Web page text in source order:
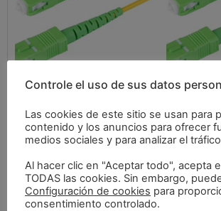
Cable de conexión de fibra de
SC/APC 20m
21,18€
Cable de
Controle el uso de sus datos
Las cookies de este sitio se usan para
contenido y los anuncios para ofrecer
medios sociales y para analizar el
Al hacer clic en "Aceptar todo", acepta
TODAS las cookies. Sin embargo,
Configuración de cookies para
consentimiento controlado.